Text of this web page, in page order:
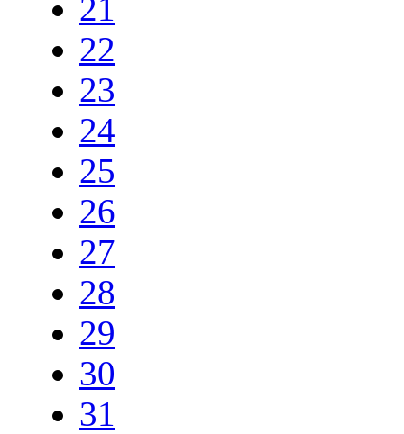
21
22
23
24
25
26
27
28
29
30
31